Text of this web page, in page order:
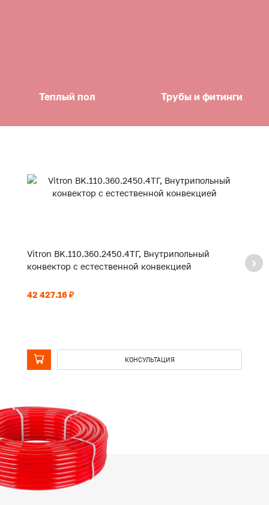
Теплый пол Трубы и фитинги
Vitron BK.110.360.2450.4ТГ, Внутрипольный
конвектор с естественной конвекцией
42 427.16 ₽
КОНСУЛЬТАЦИЯ